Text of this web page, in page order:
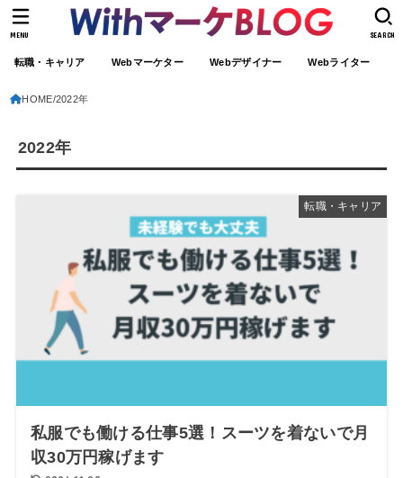
転職・キャリア Webマーケター Webデザイナー Webライター
SEARCH
MENU
HOME 2022年
2022年
転職・キャリア
私服でも働ける仕事5選！スーツを着ないで月
収30万円稼げます